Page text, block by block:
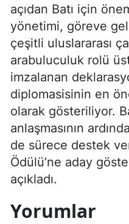
açıdan Batı için
yönetimi, göreve
çeşitli uluslararası
arabuluculuk rolü
imzalanan
diplomasisinin en
olarak gösteriliyor.
anlaşmasının
de sürece destek
Ödülü’ne aday
açıkladı.
Yorumlar